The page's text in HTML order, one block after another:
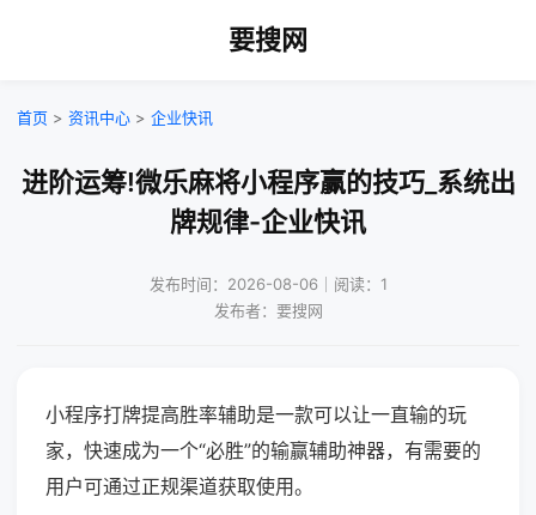
要搜网
首页 > 资讯中心 > 企业快讯
进阶运筹!微乐麻将小程序赢的技巧_系统出
牌规律-企业快讯
发布时间：2026-08-06｜阅读：1
发布者：要搜网
小程序打牌提高胜率辅助是一款可以让一直输的玩
家，快速成为一个“必胜”的输赢辅助神器，有需要的
用户可通过正规渠道获取使用。